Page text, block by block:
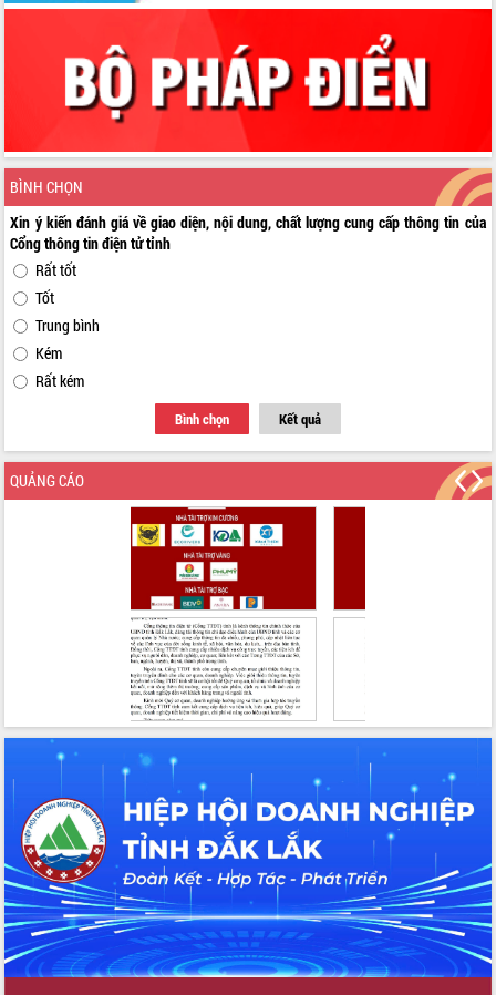
BÌNH CHỌN
Xin ý kiến đánh giá về giao diện, nội dung, chất lượng cung cấp thông tin của
Cổng thông tin điện tử tỉnh
Rất tốt
Tốt
Trung bình
Kém
Rất kém
Bình chọn Kết quả
QUẢNG CÁO